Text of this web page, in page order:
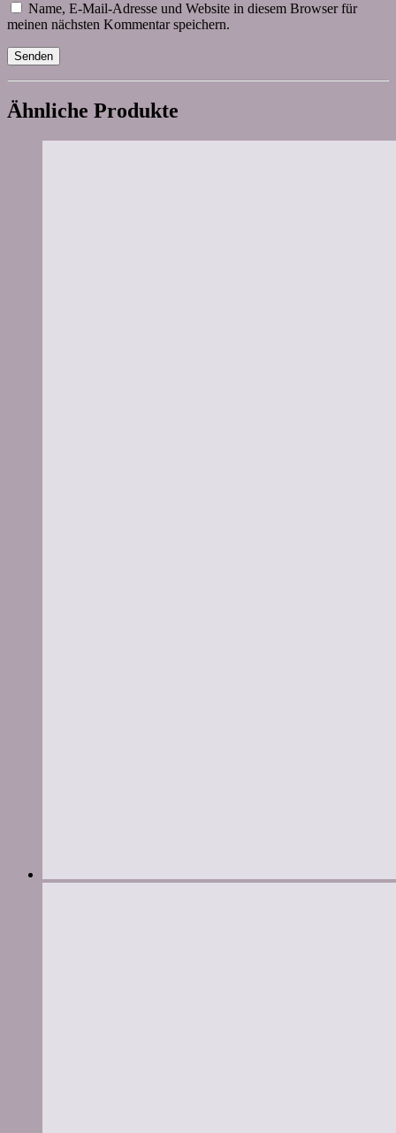
Name, E-Mail-Adresse und Website in diesem Browser für
meinen nächsten Kommentar speichern.
Ähnliche Produkte